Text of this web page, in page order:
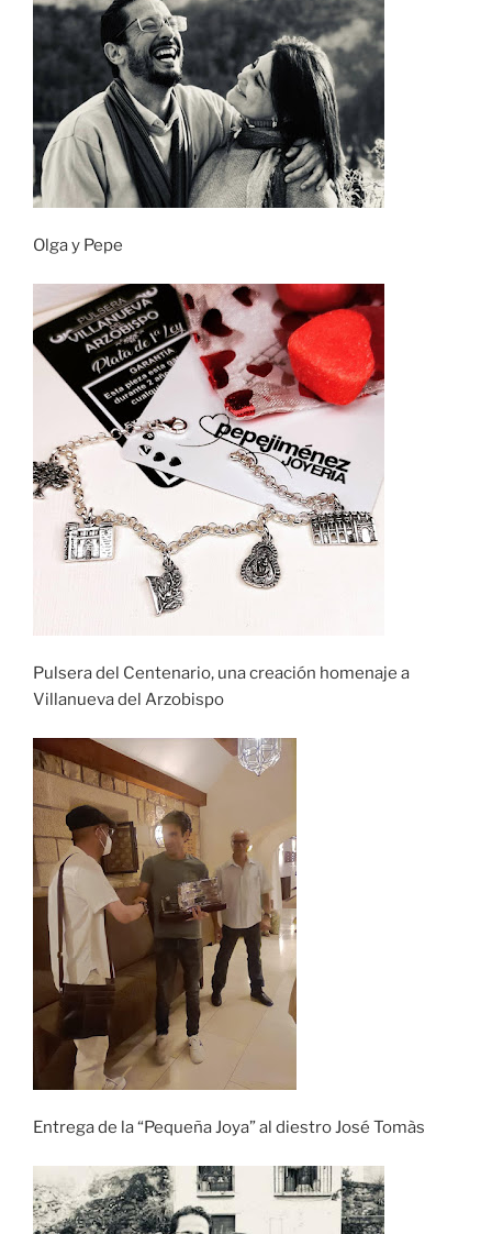
Olga y Pepe
Pulsera del Centenario, una creación homenaje a
Villanueva del Arzobispo
Entrega de la “Pequeña Joya” al diestro José Tomàs